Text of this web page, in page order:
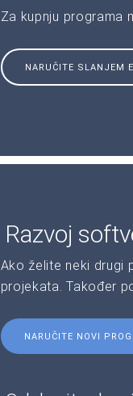
Za kupnju programa
NARUČITE SLANJEM
Razvoj
Ako želite neki drugi
projekata. Također
NARUČITE NOVI